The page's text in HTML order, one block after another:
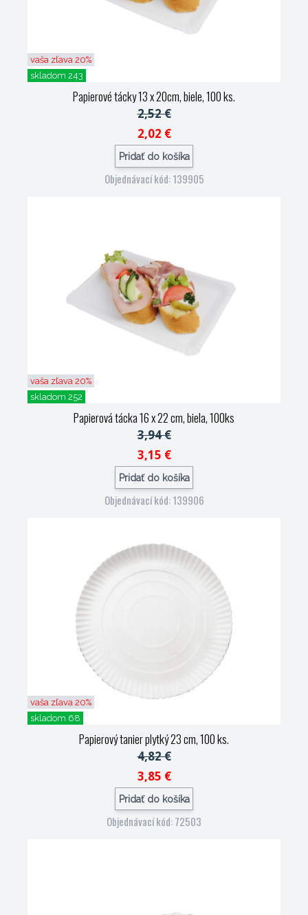
vaša zľava 20%
skladom 243
Papierové tácky 13 x 20cm, biele, 100 ks.
2,52 €
2,02 €
Pridať do košíka
Objednávací kód: 139905
vaša zľava 20%
skladom 252
Papierová tácka 16 x 22 cm, biela, 100ks
3,94 €
3,15 €
Pridať do košíka
Objednávací kód: 139906
vaša zľava 20%
skladom 68
Papierový tanier plytký 23 cm, 100 ks.
4,82 €
3,85 €
Pridať do košíka
Objednávací kód: 72503